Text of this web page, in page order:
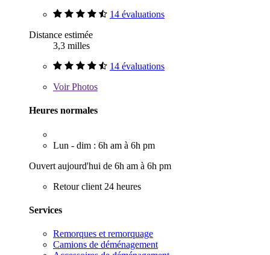
14 évaluations
Distance estimée
3,3 milles
14 évaluations
VoirPhotos
Heures normales
Lun - dim : 6h am à 6h pm
Ouvert aujourd'hui de 6h am à 6h pm
Retour client 24 heures
Services
Remorques et remorquage
Camions de déménagement